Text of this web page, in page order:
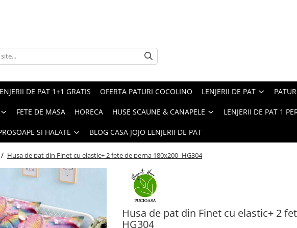
DE PAT 1+1 GRATIS OFERTA PATURI COCOLINO LENJERII DE PAT
FETE DE MASA HORECA HUSE SCAUNE & CANAPELE LENJERII DE PAT 1
SI HALATE BLOG CASA JOJO LENJERII DE PAT
Husa de pat din Finet cu elastic+ 2 fete de perna 180x200 -HG304
Husa de pat din Finet cu elastic+ 2
HG304